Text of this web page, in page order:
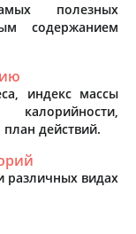
полезных
содержанием
индекс массы
действий.
различных видах